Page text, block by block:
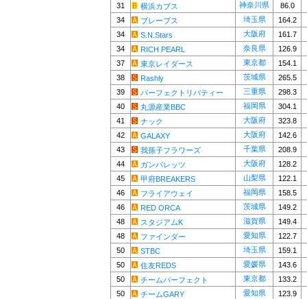
31
横浜カブス 神奈川県
86.0
34
ブレーブス 埼玉県
164.2
34
S.N.Stars 大阪府
161.7
34
RICH PEARL 奈良県
126.9
37
東京レイダース 東京都
154.1
38
Rashly 茨城県
265.5
39
パーフェクトリバティー 三重県
298.3
40
丸源産業BBC 福岡県
304.1
41
ナック 大阪府
323.8
42
GALAXY 大阪府
142.6
43
我孫子フラワーズ 千葉県
208.9
44
ガンバレッツ 大阪府
128.2
45
甲府BREAKERS 山梨県
122.1
46
フライアウェイ 福岡県
158.5
46
RED ORCA 茨城県
149.2
48
スタジアムK 滋賀県
149.4
48
ファインダー 愛知県
122.7
50
STBC 埼玉県
159.1
50
住友REDS 愛媛県
143.6
50
チームパーフェクト 東京都
133.2
50
チームGARY 愛知県
123.9